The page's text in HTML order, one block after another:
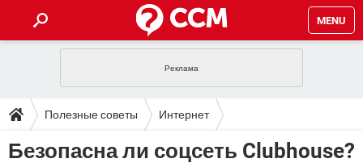
MENU
INSTAGRAM FACEBOOK
ИГРЫ WINDOWS 10
ПОЛЕЗНЫЕ СОВЕТЫ
TIKTOK TELEGRAM
WHATSAPP INSTAGRAM
ЗАГРУЗКИ
Полезные советы Интернет
Безопасна ли соцсеть Clubhouse?